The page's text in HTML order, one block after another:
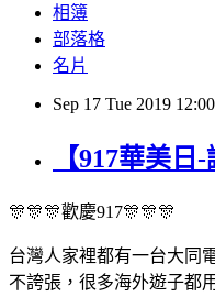
相簿
部落格
名片
Sep 17 Tue 2019 12:00
【917華美
🎊🎊🎊歡慶917🎊🎊🎊
台灣人家裡都有一台大同
不誇張，很多海外遊子都